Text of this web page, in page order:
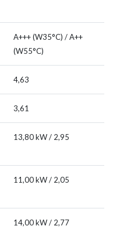
A+++ (W35°C) / A++
(W55°C)
4,63
3,61
13,80 kW / 2,95
11,00 kW / 2,05
14,00 kW / 2,77